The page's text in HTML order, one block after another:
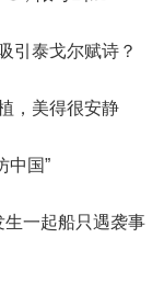
引泰戈尔赋诗？
，美得很安静
中国”
一起船只遇袭事